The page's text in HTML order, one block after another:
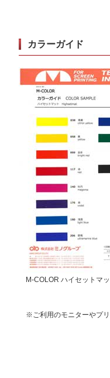
カラーガイド
M-COLOR ハイセットマ
※ご利用のモニターやプリ